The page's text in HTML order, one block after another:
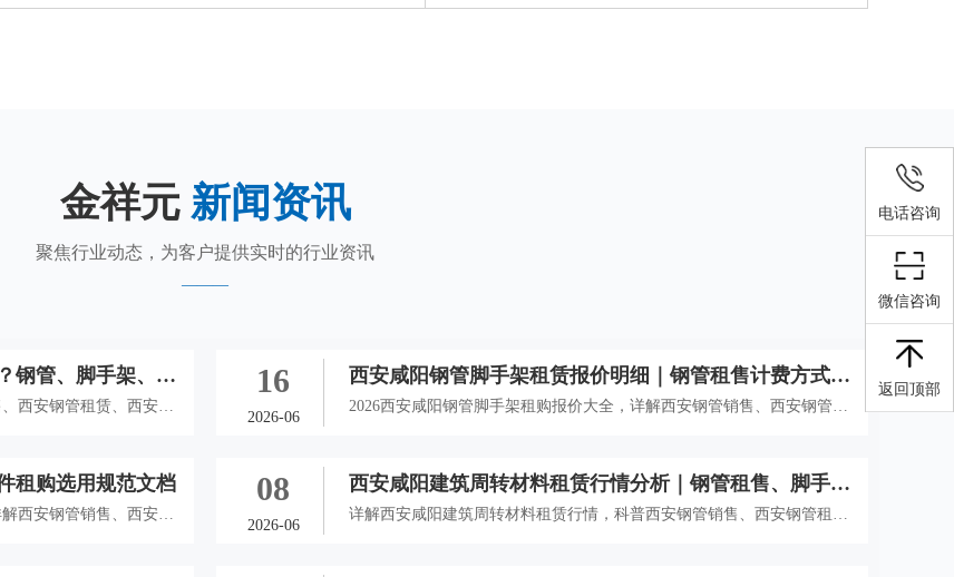
金祥元 新闻资讯
聚焦行业动态，为客户提供实时的行业资讯
钢管、脚手架、扣
西安钢管租赁、西安脚
16
2026-06
西安咸阳钢管脚手架租赁报价明细｜钢管租售计费方式、
结算理赔全攻略
2026西安咸阳钢管脚手架租购报价大全，详解西安钢管销售、西安钢管租
租购选用规范文档
西安钢管销售、西安钢
08
2026-06
西安咸阳建筑周转材料租赁行情分析｜钢管租售、脚手架
租赁、扣件租赁全套选材与合作指南
详解西安咸阳建筑周转材料租赁行情，科普西安钢管销售、西安钢管租
电话咨询
微信咨询
返回顶部